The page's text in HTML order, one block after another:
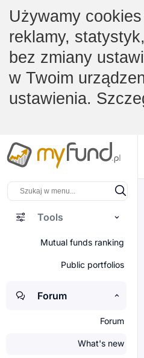
Używamy
reklamy,
bez zmiany
w Twoim
ustawienia.
Tools
Mutual funds ranking
Public portfolios
Forum
Forum
What's new